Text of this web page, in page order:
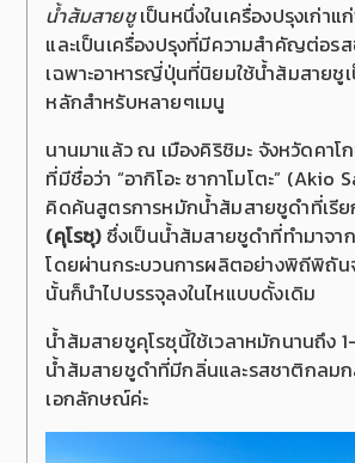
น้ำส้มสายชูเป็นหนึ่งในเครื่องปรุงเก่า
และเป็นเครื่องปรุงที่มีความสำคัญต่อร
เฉพาะอาหารญี่ปุ่นที่นิยมใช้น้ำส้มสายชู
หลักสำหรับหลายๆเมนู
นานมาแล้ว ณ เมืองคิริชิมะ จังหวัดคา
ที่มีชื่อว่า “อากิโอะ ซากาโมโตะ” (Akio
คิดค้นสูตรการหมักน้ำส้มสายชูดำที่เรีย
(คุโรซุ)ซึ่งเป็นน้ำส้มสายชูดำที่ทำมาจ
โดยผ่านกระบวนการผลิตอย่างพิถีพิถัน
นั้นก็นำไปบรรจุลงในไหแบบดั้งเดิม
น้ำส้มสายชูคุโรซุนี้ใช้เวลาหมักนานถึง
น้ำส้มสายชูดำที่มีกลิ่นและรสชาติกลม
เอกลักษณ์ค่ะ